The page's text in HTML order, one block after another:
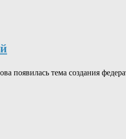
появилась тема создания